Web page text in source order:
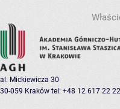
al. Mickiewicza 30
30-059 Kraków tel: +48 12 617 22 22